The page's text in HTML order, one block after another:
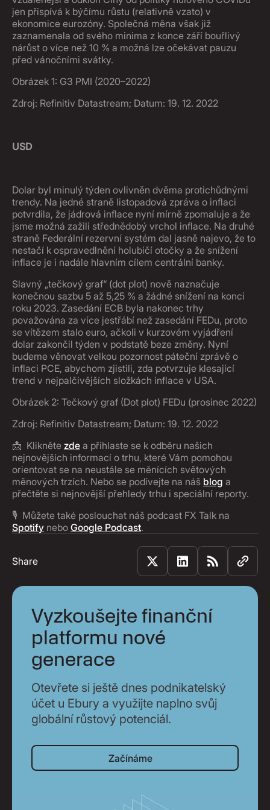
jen přispívá k býčímu růstu (relativně vzato) v
ekonomice eurozóny. Společná měna však již
zaznamenala od svého minima z konce září bouřlivý
nárůst o více než 10 % a možná lze očekávat pauzu
před vánočními svátky.
Obrázek 1: G3 PMI (2020–2022)
Zdroj: Refinitiv Datastream; Datum: 19. 12. 2022
USD
Dolar byl minulý týden ovlivněn dvěma protichůdnými
trendy. Na jedné straně listopadová zpráva o inflaci
potvrdila, že jádrová inflace nyní mírně zpomaluje a že
jsme možná zažili střednědobý vrchol inflace. Na druhé
straně Federální rezervní systém dal jasně najevo, že to
nestačí k ospravedlnění holubičí otočky a že snížení
inflace je i nadále hlavním cílem centrální banky.
Slavný „tečkový graf“ (dot plot) nově naznačuje
konečnou sazbu 5 až 5,25 % a žádné snížení na konci
roku 2023. Zasedání ECB byla nakonec trhy
považována za více jestřábí než zasedání FEDu, proto
se vítězem stalo euro, ačkoli v kurzovém vyjádření
dolar zakončil týden v podstatě beze změny. Nyní
budeme věnovat velkou pozornost páteční zprávě o
inflaci PCE, abychom zjistili, zda potvrzuje klesající
trend v nejpalčivějších složkách inflace v USA.
Obrázek 2: Tečkový graf (Dot plot) FEDu (prosinec 2022)
Zdroj: Refinitiv Datastream; Datum: 19. 12. 2022
📩 Klikněte zde a přihlaste se k odběru našich
nejnovějších informací o trhu, které Vám pomohou
orientovat se na neustále se měnících světových
měnových trzích. Nebo se podívejte na náš blog a
přečtěte si nejnovější přehledy trhu i speciální reporty.
🎙 Můžete také poslouchat náš podcast FX Talk na
Spotify nebo Google Podcast.
Share
Vyzkoušejte finanční
platformu nové
generace
Otevřete si ještě dnes podnikatelský
účet u Ebury a využijte naplno svůj
globální růstový potenciál.
Začínáme
Začínáme